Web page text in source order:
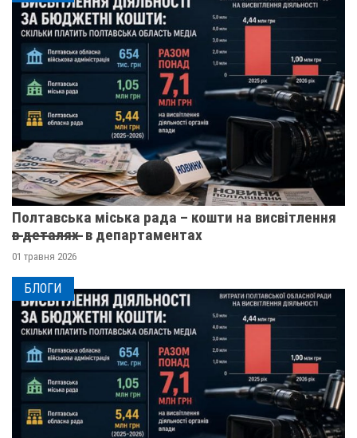
Полтавська міська рада – кошти на висвітлення
в̶ ̶д̶е̶т̶а̶л̶я̶х̶ ̶ в департаментах
01 травня 2026
БЛОГИ